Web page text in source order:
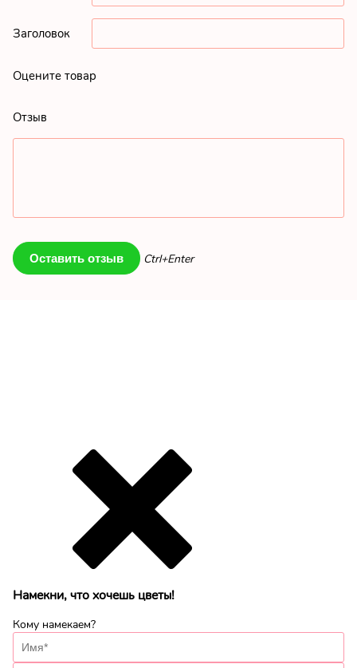
Заголовок
Оцените товар
Отзыв
Ctrl+Enter
Намекни, что хочешь цветы!
Кому намекаем?